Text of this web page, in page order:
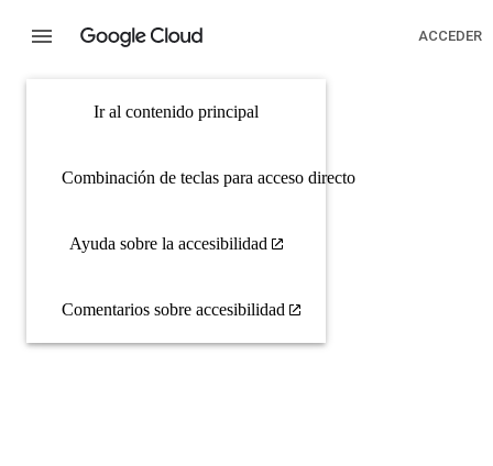
Ir al contenido principal
Combinación de teclas para acceso directo
Ayuda sobre la accesibilidad
Comentarios sobre accesibilidad
ACCEDER